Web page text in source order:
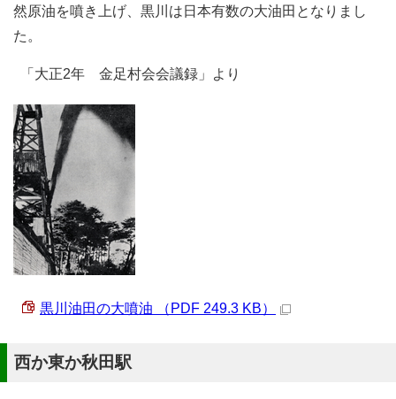
然原油を噴き上げ、黒川は日本有数の大油田となりまし
た。
「大正2年 金足村会会議録」より
黒川油田の大噴油 （PDF 249.3 KB）
西か東か秋田駅